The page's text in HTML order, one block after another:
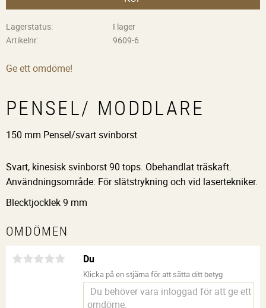
Lagerstatus
I lager
Artikelnr
9609-6
Ge ett omdöme!
PENSEL/ MODDLARE
150 mm Pensel/svart svinborst
Svart, kinesisk svinborst 90 tops. Obehandlat träskaft.
Användningsområde: För slätstrykning och vid lasertekniker.
Blecktjocklek 9 mm
OMDÖMEN
Du
Klicka på en stjärna för att sätta ditt betyg